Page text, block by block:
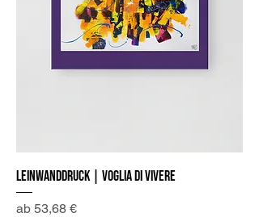
Leinwanddruck | Voglia di Vivere
ab 53,68 €
Sale-Preis